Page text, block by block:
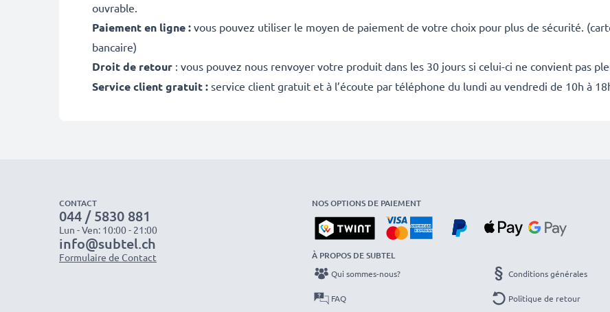
ouvrable.
Paiement en ligne : vous pouvez utiliser le moyen de paiement de votre choix pour plus de sécurité.
bancaire)
Droit de retour : vous pouvez nous renvoyer votre produit dans les 30 jours si celui-ci ne convient pas
Service client gratuit : service client gratuit et à l’écoute par téléphone du lundi au vendredi de 10h à
CONTACT
044 / 5830 881
Lun - Ven: 10:00 - 21:00
info@subtel.ch
Formulaire de Contact
NOS OPTIONS DE PAIEMENT
À PROPOS DE SUBTEL
Qui sommes-nous?
FAQ
Conditions générales
Politique de retour